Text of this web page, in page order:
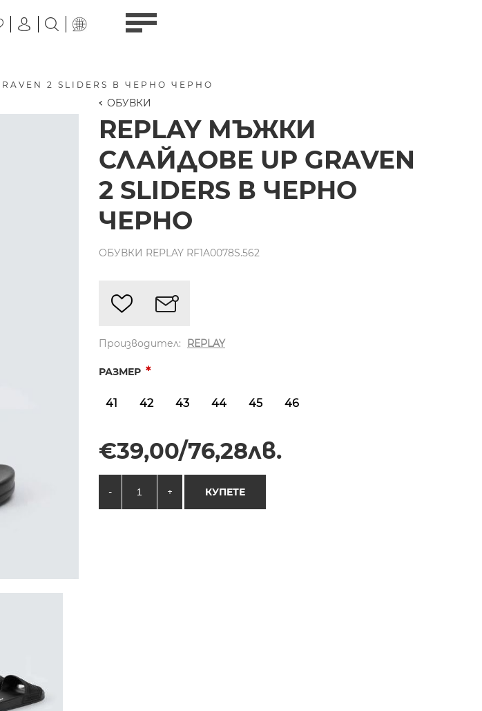
2 SLIDERS В ЧЕРНО ЧЕРНО
ОБУВКИ
REPLAY МЪЖКИ
СЛАЙДОВЕ UP GRAVEN
2 SLIDERS В ЧЕРНО
ЧЕРНО
ОБУВКИ REPLAY RF1A0078S.562
Производител: REPLAY
РАЗМЕР *
41 42 43 44 45 46
€39,00/76,28лв.
- + КУПЕТЕ